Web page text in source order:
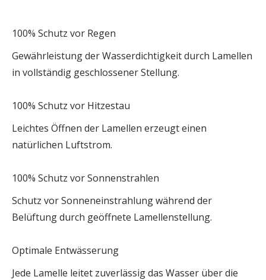
100% Schutz vor Regen
Gewährleistung der Wasserdichtigkeit durch Lamellen
in vollständig geschlossener Stellung.
100% Schutz vor Hitzestau
Leichtes Öffnen der Lamellen erzeugt einen
natürlichen Luftstrom.
100% Schutz vor Sonnenstrahlen
Schutz vor Sonneneinstrahlung während der
Belüftung durch geöffnete Lamellenstellung.
Optimale Entwässerung
Jede Lamelle leitet zuverlässig das Wasser über die